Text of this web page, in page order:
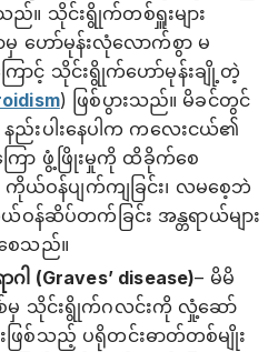
သည်။ သိုင်းရွိုက်တစ်ရှူးများ
ာမှ ဟော်မုန်းလုံလောက်စွာ မ
ာင့် သိုင်းရွိုက်ဟော်မုန်းချို့တဲ့
) ဖြစ်ပွားသည်။ မိခင်တွင်
ည်းပါးနေပါက ကလေးငယ်၏
ြော ဖွံ့ဖြိုးမှုကို ထိခိုက်စေ
ယ်ဝန်ပျက်ကျခြင်း၊ လမစေ့ဘဲ
ယ်ဝန်ဆိပ်တက်ခြင်း အန္တရာယ်များ
ေသည်။
ါ (Graves’ disease)– မိမိ
မှ သိုင်းရွိုက်ဂလင်းကို လှုံ့ဆော်
းဖြစ်သည့် ပရိုတင်းဓာတ်တစ်မျိုး